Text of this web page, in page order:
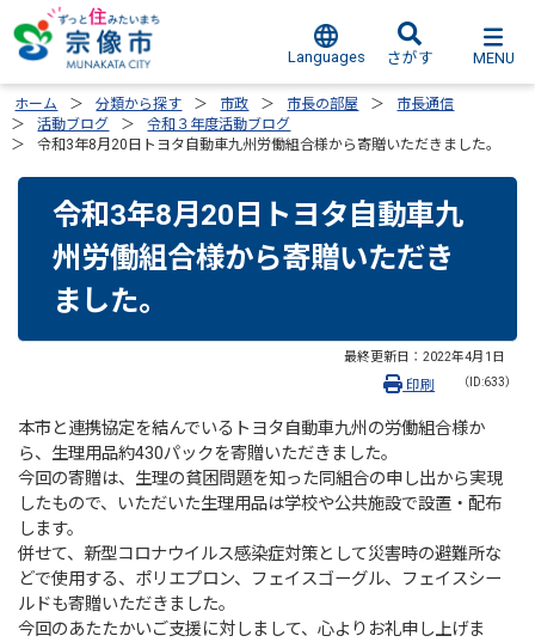
Languages さがす MENU
ホーム 分類から探す 市政 市長の部屋
市長通信
活動ブログ
令和３年度活動ブログ
令和3年8月20日トヨタ自動車九州労働組合様から寄贈いただきました。
令和3年8月20日トヨタ自動車九
州労働組合様から寄贈いただき
ました。
最終更新日： 2022年4月1日
（ID:633）
印刷
本市と連携協定を結んでいるトヨタ自動車九州の労働組合様か
ら、生理用品約430パックを寄贈いただきました。
今回の寄贈は、生理の貧困問題を知った同組合の申し出から実現
したもので、いただいた生理用品は学校や公共施設で設置・配布
します。
併せて、新型コロナウイルス感染症対策として災害時の避難所な
どで使用する、ポリエプロン、フェイスゴーグル、フェイスシー
ルドも寄贈いただきました。
今回のあたたかいご支援に対しまして、心よりお礼申し上げま